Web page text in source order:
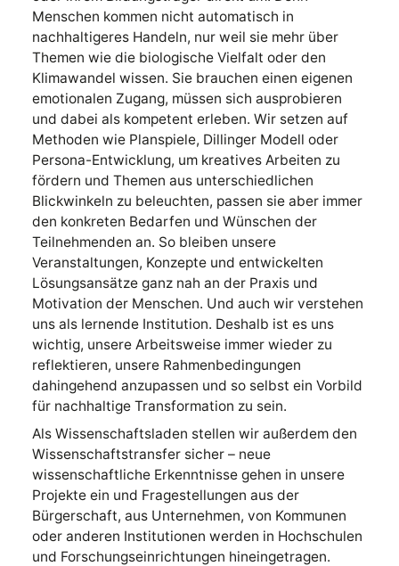
Menschen kommen nicht automatisch in
nachhaltigeres Handeln, nur weil sie mehr über
Themen wie die biologische Vielfalt oder den
Klimawandel wissen. Sie brauchen einen eigenen
emotionalen Zugang, müssen sich ausprobieren
und dabei als kompetent erleben. Wir setzen auf
Methoden wie Planspiele, Dillinger Modell oder
Persona-Entwicklung, um kreatives Arbeiten zu
fördern und Themen aus unterschiedlichen
Blickwinkeln zu beleuchten, passen sie aber immer
den konkreten Bedarfen und Wünschen der
Teilnehmenden an. So bleiben unsere
Veranstaltungen, Konzepte und entwickelten
Lösungsansätze ganz nah an der Praxis und
Motivation der Menschen. Und auch wir verstehen
uns als lernende Institution. Deshalb ist es uns
wichtig, unsere Arbeitsweise immer wieder zu
reflektieren, unsere Rahmenbedingungen
dahingehend anzupassen und so selbst ein Vorbild
für nachhaltige Transformation zu sein.
Als Wissenschaftsladen stellen wir außerdem den
Wissenschaftstransfer sicher – neue
wissenschaftliche Erkenntnisse gehen in unsere
Projekte ein und Fragestellungen aus der
Bürgerschaft, aus Unternehmen, von Kommunen
oder anderen Institutionen werden in Hochschulen
und Forschungseinrichtungen hineingetragen.